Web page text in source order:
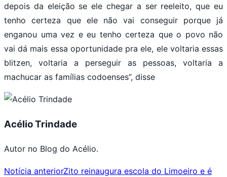
depois da eleição se ele chegar a ser reeleito, que eu
tenho certeza que ele não vai conseguir porque já
enganou uma vez e eu tenho certeza que o povo não
vai dá mais essa oportunidade pra ele, ele voltaria essas
blitzen, voltaria a perseguir as pessoas, voltaria a
machucar as famílias codoenses”, disse
Acélio Trindade
Autor no Blog do Acélio.
Notícia anteriorZito reinaugura escola do Limoeiro e é